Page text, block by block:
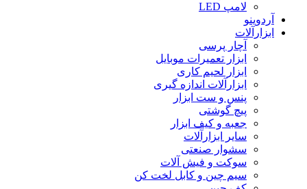
لامپ LED
آردوینو
ابزارآلات
آچار پرسی
ابزار تعمیرات موبایل
ابزار لحیم کاری
ابزارآلات اندازه گیری
پنس و ست ابزار
پیچ گوشتی
جعبه و کیف ابزار
سایر ابزارآلات
سشوار صنعتی
سوکت و فیش آلات
سیم چین و کابل لخت کن